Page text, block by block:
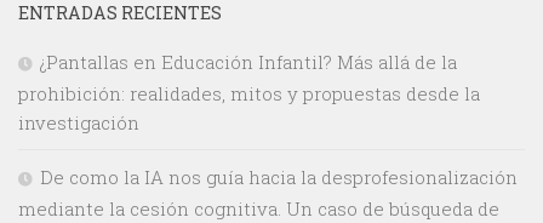
ENTRADAS RECIENTES
¿Pantallas en Educación Infantil? Más allá de la
prohibición: realidades, mitos y propuestas desde la
investigación
De como la IA nos guía hacia la desprofesionalización
mediante la cesión cognitiva. Un caso de búsqueda de